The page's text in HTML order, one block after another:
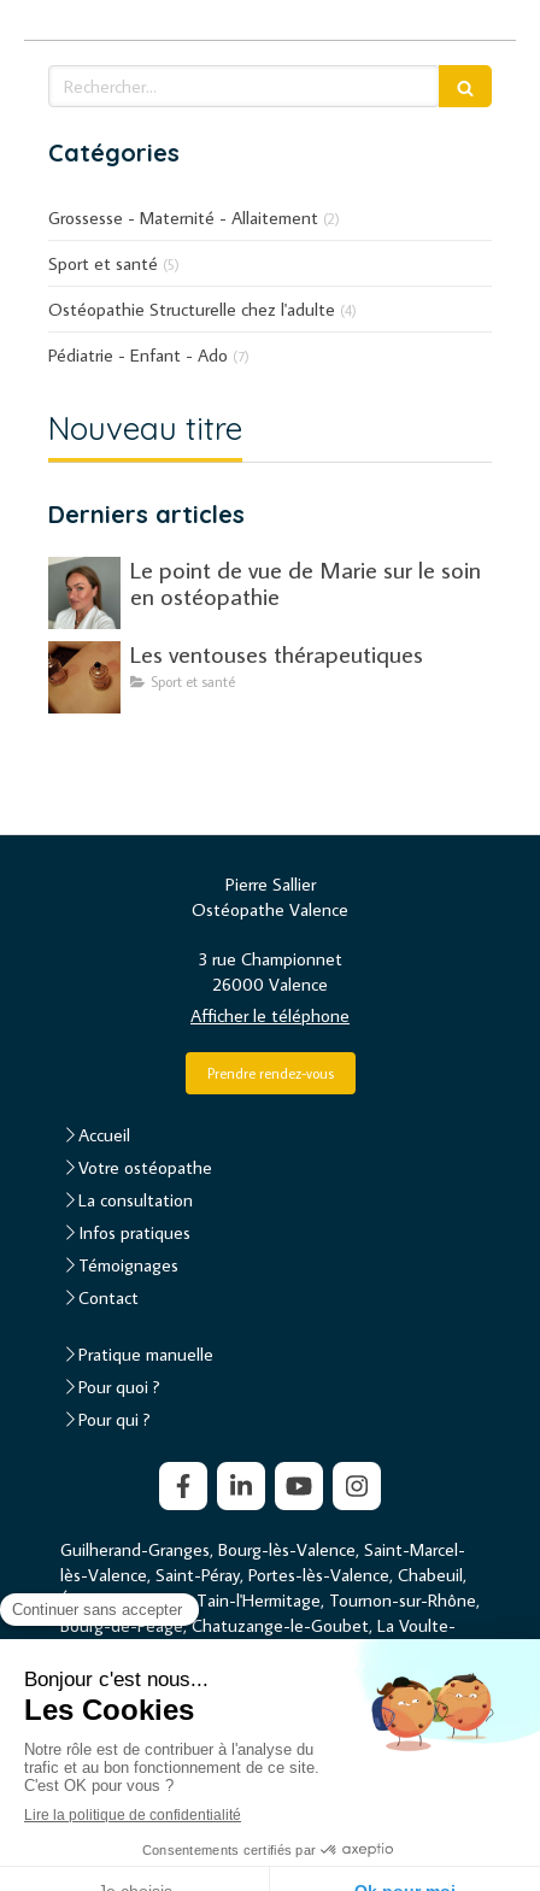
Rechercher
Catégories
Grossesse - Maternité - Allaitement (2)
Sport et santé (5)
Ostéopathie Structurelle chez l'adulte (4)
Pédiatrie - Enfant - Ado (7)
Nouveau titre
Derniers articles
Le point de vue de Marie sur le soin
en ostéopathie
Les ventouses thérapeutiques
Sport et santé
Pierre Sallier
Ostéopathe Valence
3 rue Championnet
26000 Valence
Afficher le téléphone
Prendre rendez-vous
Accueil
Votre ostéopathe
La consultation
Infos pratiques
Témoignages
Contact
Pratique manuelle
Pour quoi ?
Pour qui ?
Guilherand-Granges, Bourg-lès-Valence, Saint-Marcel-
lès-Valence, Saint-Péray, Portes-lès-Valence, Chabeuil,
Étoile-sur-Rhône, Tain-l'Hermitage, Tournon-sur-Rhône,
Bourg-de-Péage, Chatuzange-le-Goubet, La Voulte-
Plan du site
Mentions légales
Liens utiles